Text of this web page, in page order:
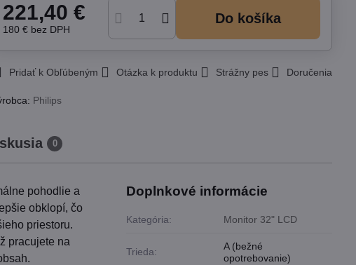
221,40 €
180 € bez DPH
Do košíka
Pridať k Obľúbeným Otázka k produktu Strážny pes Doručenia
Philips
0
pohodlie a
obklopí, čo
priestoru.
pracujete na
Doplnkové informácie
Kategória: Monitor 32" LCD
Trieda:
A (bežné
opotrebovanie)